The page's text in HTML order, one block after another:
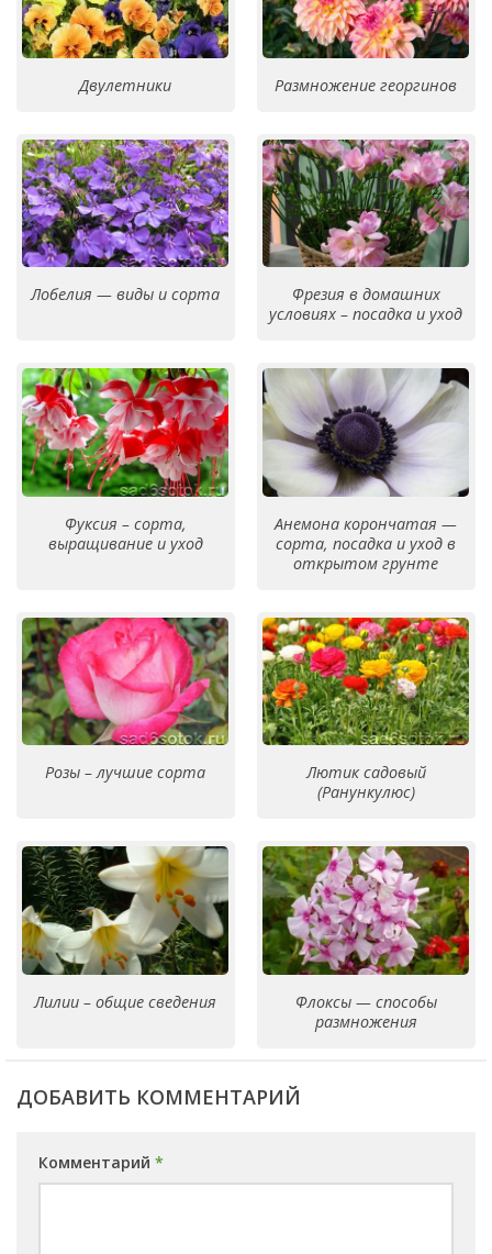
Двулетники Размножение георгинов
Лобелия — виды и сорта
Фрезия в домашних
условиях – посадка и уход
Фуксия – сорта,
выращивание и уход
Анемона корончатая —
сорта, посадка и уход в
открытом грунте
Розы – лучшие сорта
Лютик садовый
(Ранункулюс)
Лилии – общие сведения
Флоксы — способы
размножения
ДОБАВИТЬ КОММЕНТАРИЙ
Комментарий *